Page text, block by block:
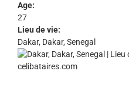
Age:
27
Lieu de vie:
Dakar, Dakar, Senegal